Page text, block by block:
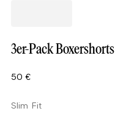
3er-Pack Boxershorts
50 €
Slim Fit